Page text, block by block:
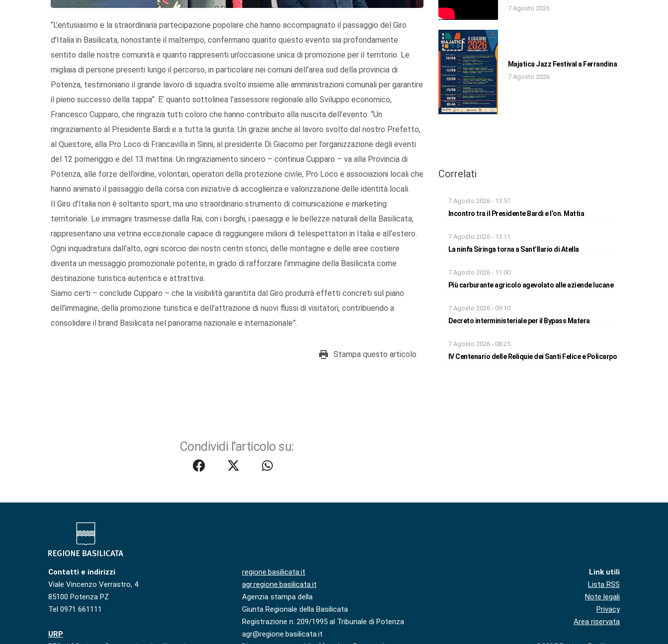
“L’entusiasmo e la straordinaria partecipazione popolare che hanno accompagnato il passaggio del Giro
d’Italia in Basilicata, nonostante il maltempo, confermano quanto questo evento sia profondamente
sentito dalle nostre comunità e quanto rappresenti un’occasione unica di promozione per il territorio. Le
migliaia di persone presenti lungo il percorso, in particolare nei comuni dell’area sud della provincia di
Potenza, testimoniano il grande lavoro di squadra svolto insieme alle amministrazioni comunali per garantire
il pieno successo della tappa”. E’ quanto sottolinea l’assessore regionale allo Sviluppo economico,
Francesco Cupparo, che ringrazia tutti coloro che hanno contribuito alla riuscita dell’evento: “Un
ringraziamento al Presidente Bardi e a tutta la giunta. Un grazie anche al lavoro svolto dal nostro Prefetto,
al Questore, alla Pro Loco di Francavilla in Sinni, al presidente Di Giacomo per l’organizzazione degli eventi
del 12 pomeriggio e del 13 mattina. Un ringraziamento sincero – continua Cupparo – va alla Provincia di
Potenza, alle forze dell’ordine, volontari, operatori della protezione civile, Pro Loco e associazioni locali che
hanno animato il passaggio della corsa con iniziative di accoglienza e valorizzazione delle identità locali.
Il Giro d’Italia non è soltanto sport, ma uno straordinario strumento di comunicazione e marketing
territoriale. Le immagini trasmesse dalla Rai, con i borghi, i paesaggi e le bellezze naturali della Basilicata,
rappresentano una vetrina eccezionale capace di raggiungere milioni di telespettatori in Italia e all’estero.
Ogni inquadratura dall’alto, ogni scorcio dei nostri centri storici, delle montagne e delle aree costiere
diventa un messaggio promozionale potente, in grado di rafforzare l’immagine della Basilicata come
destinazione turistica autentica e attrattiva.
Siamo certi – conclude Cupparo – che la visibilità garantita dal Giro produrrà effetti concreti sul piano
dell’immagine, della promozione turistica e dell’attrazione di nuovi flussi di visitatori, contribuendo a
consolidare il brand Basilicata nel panorama nazionale e internazionale”.
Stampa questo articolo
Condividi l'articolo su:
7 Agosto 2026
Majatica Jazz Festival a Ferrandina
7 Agosto 2026
Correlati
7 Agosto 2026 - 13:57
Incontro tra il Presidente Bardi e l’on. Mattia
7 Agosto 2026 - 13:11
La ninfa Siringa torna a Sant’Ilario di Atella
7 Agosto 2026 - 11:00
Più carburante agricolo agevolato alle aziende lucane
7 Agosto 2026 - 09:10
Decreto interministeriale per il Bypass Matera
7 Agosto 2026 - 08:25
IV Centenario delle Reliquie dei Santi Felice e Policarpo
Contatti e indirizzi
Viale Vincenzo Verrastro, 4
85100 Potenza PZ
Tel 0971 661111
URP
regione.basilicata.it
agr.regione.basilicata.it
Agenzia stampa della
Giunta Regionale della Basilicata
Registrazione n. 209/1995 al Tribunale di Potenza
agr@regione.basilicata.it
Link utili
Lista RSS
Note legali
Privacy
Area riservata